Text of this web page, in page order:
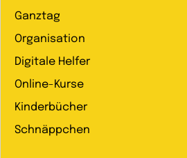
Ganztag
Organisation
Digitale Helfer
Online-Kurse
Kinderbücher
Schnäppchen